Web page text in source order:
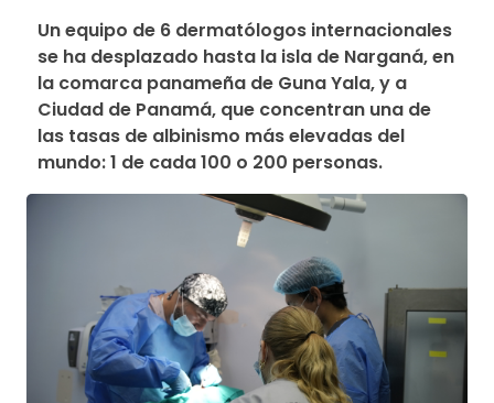
Un equipo de 6 dermatólogos internacionales
se ha desplazado hasta la isla de Narganá, en
la comarca panameña de Guna Yala, y a
Ciudad de Panamá, que concentran una de
las tasas de albinismo más elevadas del
mundo: 1 de cada 100 o 200 personas.